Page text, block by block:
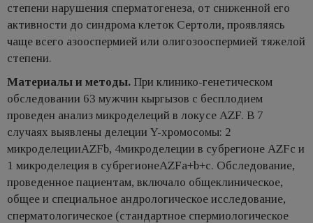
степени нарушения сперматогенеза, от сниженной его
активности до синдрома клеток Сертоли, проявляясь
чаще всего азооспермией или олигозооспермией тяжелой
степени.
Материалы и методы. При клинико-генетическом
обследовании 63 мужчин кыргызов с бесплодием
проведен анализ микроделеций в локусе AZF. В 7
случаях выявлены делеции Y-хромосомы: 2
микроделецииAZFb, 4микроделеции в субрегионе AZFc и
1 микроделеция в субрегионеAZFa+b+c. Обследование,
проведенное пациентам, включало общеклиническое,
общее и специальное андрологическое исследование,
сперматологическое (стандартное спермиологическое